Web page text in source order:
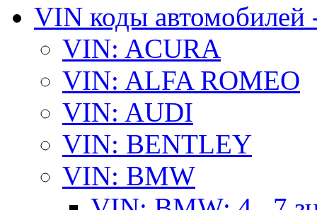
VIN коды автомобилей
VIN: ACURA
VIN: ALFA ROMEO
VIN: AUDI
VIN: BENTLEY
VIN: BMW